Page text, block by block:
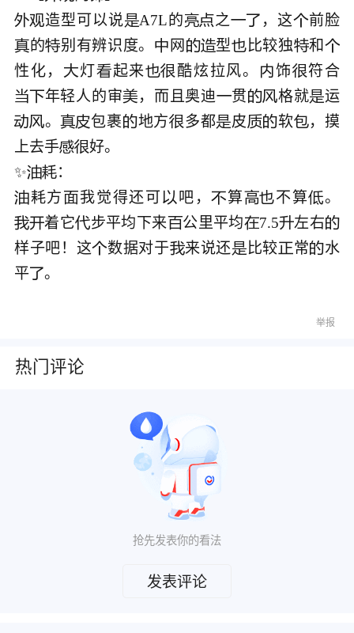
造型可以说A7L的之  ，这前脸
的别有辨识度。  网 型比较独和
性化， 灯起来 酷炫拉风。 饰符合
 年轻人的审 ，而且奥迪贯 格就运
。包裹 地方多都皮软，摸
上去手好。
✨
耗方  我觉得还可  吧，算不算。
着它步平均下来 公里平均7.5左右
样子吧！这数据对于来说还 比较常水
平。
举报
热门评论
抢先发表你的看法
发表评论